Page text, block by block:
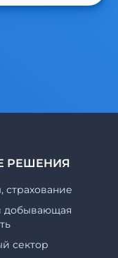
РЕШЕНИЯ
страхование
добывающая
сектор